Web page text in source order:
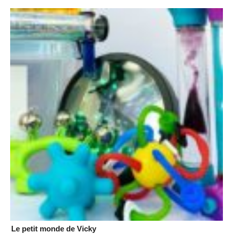
Le petit monde de Vicky